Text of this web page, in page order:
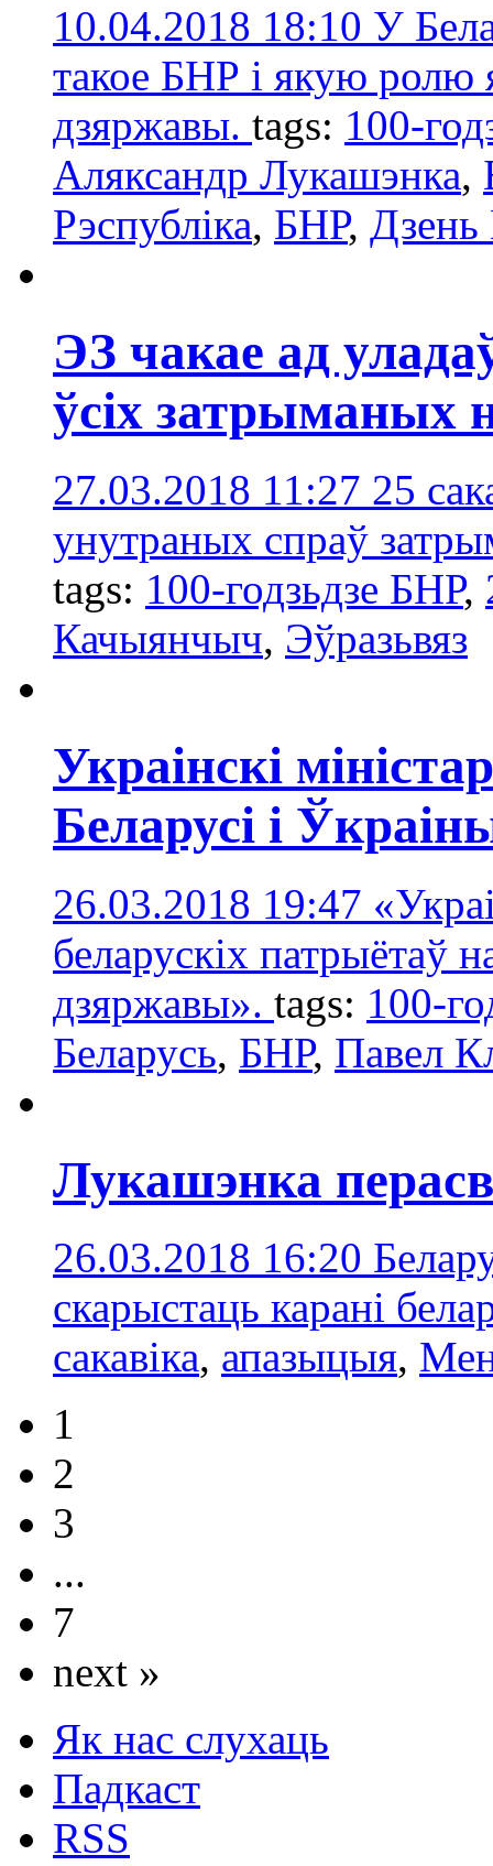
10.04.2018 18:10 У
такое БНР і якую ролю
дзяржавы. tags: 100-
Аляксандр Лукашэнка,
Рэспубліка, БНР, Дзень
ЭЗ чакае ад
ўсіх затрыманых
27.03.2018 11:27 25
унутраных спраў
tags: 100-годзьдзе БНР,
Качыянчыч, Эўразьвяз
Украінскі
Беларусі і
26.03.2018 19:47
беларускіх патрыётаў
дзяржавы». tags: 100-
Беларусь, БНР, Павел
Лукашэнка
26.03.2018 16:20
скарыстаць карані
сакавіка, апазыцыя,
1
2
3
...
7
next »
Як нас слухаць
Падкаст
RSS